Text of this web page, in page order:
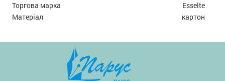
Торгова марка
Esselte
Матеріал
картон